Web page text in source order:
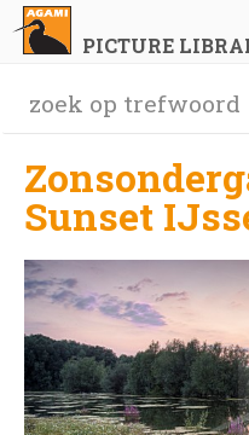
PICTURE
Sunset